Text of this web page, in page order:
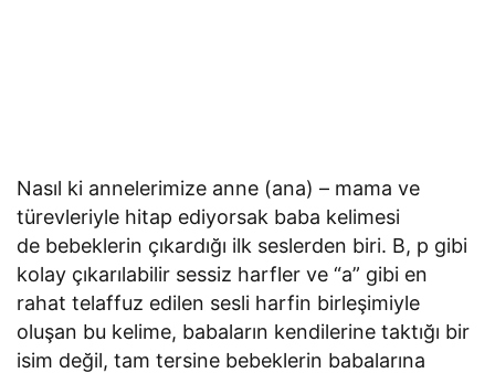
Nasıl ki annelerimize anne (ana) – mama ve
türevleriyle hitap ediyorsak baba kelimesi
de bebeklerin çıkardığı ilk seslerden biri. B, p gibi
kolay çıkarılabilir sessiz harfler ve “a” gibi en
rahat telaffuz edilen sesli harfin birleşimiyle
oluşan bu kelime, babaların kendilerine taktığı bir
isim değil, tam tersine bebeklerin babalarına